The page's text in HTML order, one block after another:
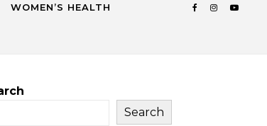
WOMEN’S HEALTH
Search